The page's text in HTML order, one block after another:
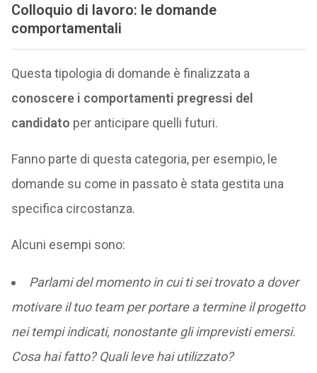
Colloquio di lavoro: le domande
comportamentali
Questa tipologia di domande è finalizzata a
conoscere i comportamenti pregressi del
candidato per anticipare quelli futuri.
Fanno parte di questa categoria, per esempio, le
domande su come in passato è stata gestita una
specifica circostanza.
Alcuni esempi sono:
Parlami del momento in cui ti sei trovato a dover
motivare il tuo team per portare a termine il progetto
nei tempi indicati, nonostante gli imprevisti emersi.
Cosa hai fatto? Quali leve hai utilizzato?